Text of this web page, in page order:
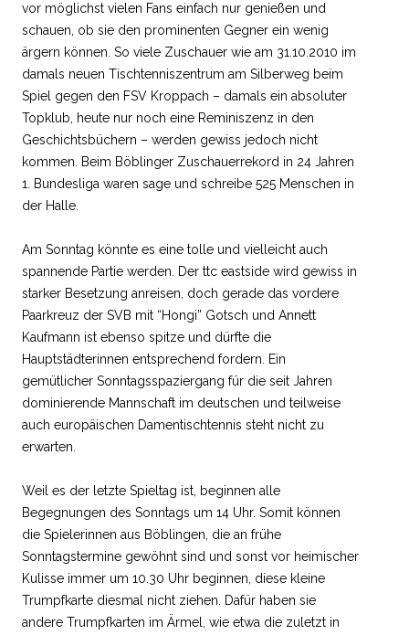
vor möglichst vielen Fans einfach nur genießen und
schauen, ob sie den prominenten Gegner ein wenig
ärgern können. So viele Zuschauer wie am 31.10.2010 im
damals neuen Tischtenniszentrum am Silberweg beim
Spiel gegen den FSV Kroppach – damals ein absoluter
Topklub, heute nur noch eine Reminiszenz in den
Geschichtsbüchern – werden gewiss jedoch nicht
kommen. Beim Böblinger Zuschauerrekord in 24 Jahren
1. Bundesliga waren sage und schreibe 525 Menschen in
der Halle.
Am Sonntag könnte es eine tolle und vielleicht auch
spannende Partie werden. Der ttc eastside wird gewiss in
starker Besetzung anreisen, doch gerade das vordere
Paarkreuz der SVB mit “Hongi” Gotsch und Annett
Kaufmann ist ebenso spitze und dürfte die
Hauptstädterinnen entsprechend fordern. Ein
gemütlicher Sonntagsspaziergang für die seit Jahren
dominierende Mannschaft im deutschen und teilweise
auch europäischen Damentischtennis steht nicht zu
erwarten.
Weil es der letzte Spieltag ist, beginnen alle
Begegnungen des Sonntags um 14 Uhr. Somit können
die Spielerinnen aus Böblingen, die an frühe
Sonntagstermine gewöhnt sind und sonst vor heimischer
Kulisse immer um 10.30 Uhr beginnen, diese kleine
Trumpfkarte diesmal nicht ziehen. Dafür haben sie
andere Trumpfkarten im Ärmel, wie etwa die zuletzt in